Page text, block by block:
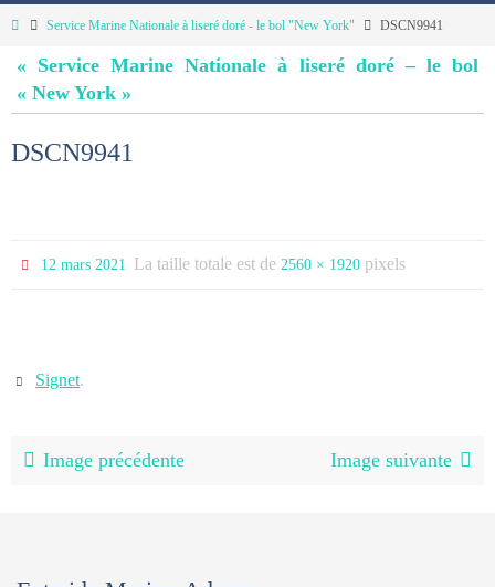
HomeService Marine Nationale à liseré doré - le bol "New York" DSCN9941
« Service Marine Nationale à liseré doré – le bol
« New York »
DSCN9941
12 mars 2021 La taille totale est de 2560 × 1920 pixels
Signet.
Image précédente Image suivante